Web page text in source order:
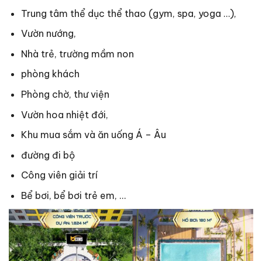
Trung tâm thể dục thể thao (gym, spa, yoga …),
Vườn nướng,
Nhà trẻ, trường mầm non
phòng khách
Phòng chờ, thư viện
Vườn hoa nhiệt đới,
Khu mua sắm và ăn uống Á – Âu
đường đi bộ
Công viên giải trí
Bể bơi, bể bơi trẻ em, …